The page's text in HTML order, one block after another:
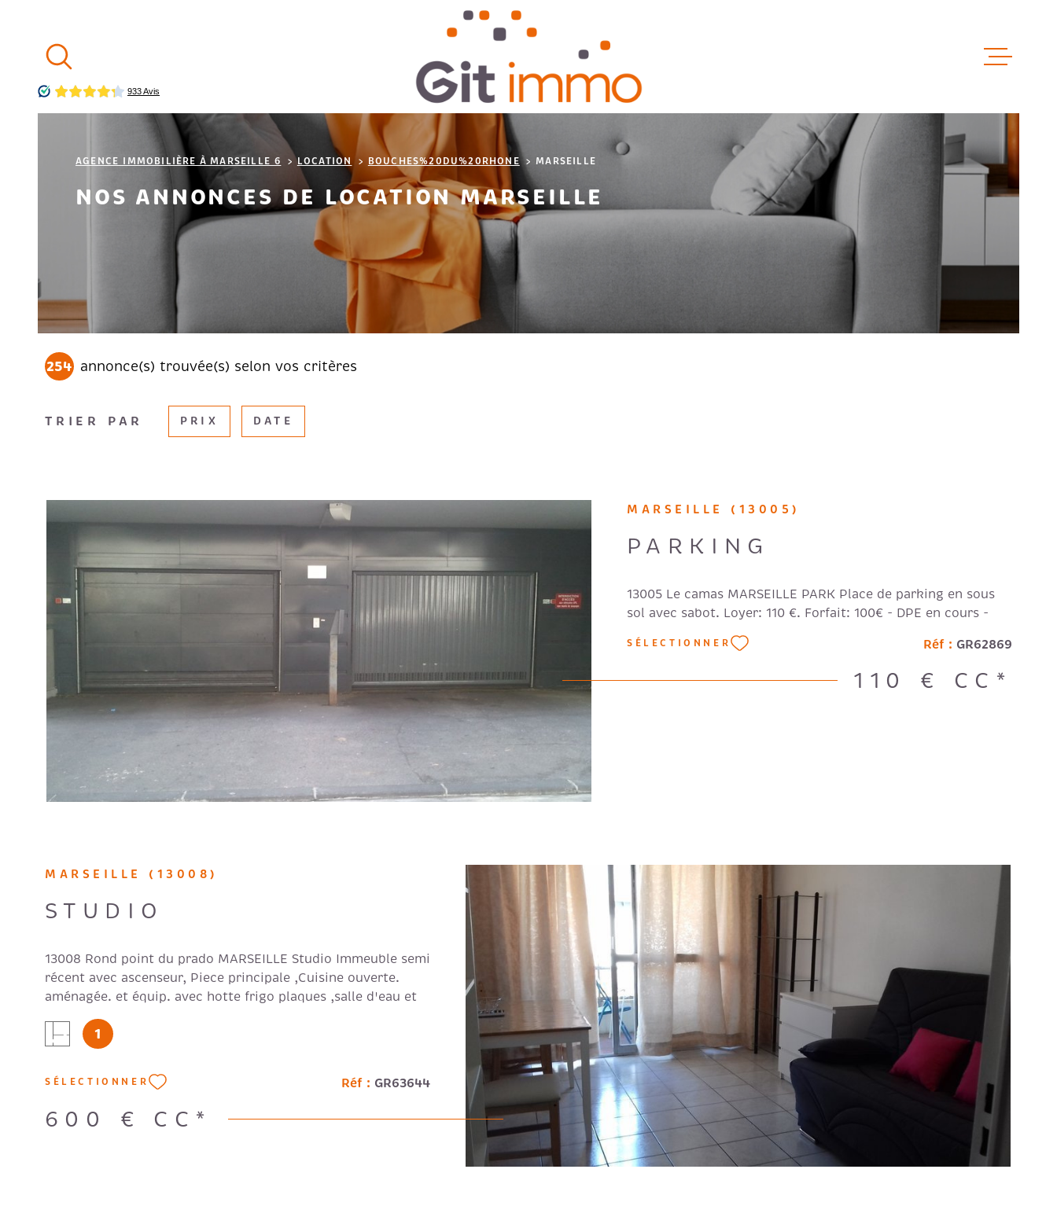
recherche
principal
contenu
VENTES
AGENCE IMMOBILIÈRE À MARSEILLE 6 LOCATION BOUCHES%20DU%20RHONE MARSEILLE
NOS ANNONCES DE LOCATION MARSEILLE
254 annonce(s) trouvée(s) selon vos critères
TRIER PAR PRIX DATE
MARSEILLE (13005)
PARKING
13005 Le camas MARSEILLE PARK Place de parking en sous
sol avec sabot. Loyer: 110 €. Forfait: 100€ - DPE en cours -
SÉLECTIONNER Réf : GR62869
110 € CC*
MARSEILLE (13008)
STUDIO
13008 Rond point du prado MARSEILLE Studio Immeuble semi
récent avec ascenseur, Piece principale ,Cuisine ouverte.
aménagée. et équip. avec hotte frigo plaques ,salle d'eau et
wc à l'intérieur ,Balcon 3 m2 eau Bon état. Calme Loyer: 560
€ + 40 € de provisions de charges. Forfait: 350€ - DPE en
1
SÉLECTIONNER Réf : GR63644
600 € CC*
VOIR LE BIEN